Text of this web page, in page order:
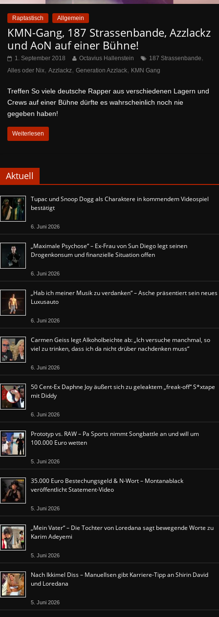
Raptastisch Allgemein
KMN-Gang, 187 Strassenbande, Azzlackz
und AoN auf einer Bühne!
1. September 2018 Octavius Hallenstein 187 Strassenbande,
Alles oder Nix, Azzlackz, Generation Azzlack, KMN Gang
Treffen So viele deutsche Rapper aus verschiedenen Lagern und
Crews auf einer Bühne dürfte es wahrscheinlich noch nie
gegeben haben!
Weiterlesen
Aktuell
Tupac und Snoop Dogg als Charaktere in kommendem Videospiel
bestätigt
6. Juni 2026
„Maximale Psychose“ – Ex-Frau von Sun Diego legt seinen
Drogenkonsum und finanzielle Situation offen
6. Juni 2026
„Hab ich meiner Musik zu verdanken“ – Asche präsentiert sein neues
Luxusauto
6. Juni 2026
Carmen Geiss legt Alkoholbeichte ab: „Ich versuche manchmal, so
viel zu trinken, dass ich da nicht drüber nachdenken muss“
6. Juni 2026
50 Cent-Ex Daphne Joy äußert sich zu geleaktem „freak-off“ S*xtape
mit Diddy
6. Juni 2026
Prototyp vs. RAW – Pa Sports nimmt Songbattle an und will um
100.000 Euro wetten
5. Juni 2026
35.000 Euro Bestechungsgeld & N-Wort – Montanablack
veröffentlicht Statement-Video
5. Juni 2026
„Mein Vater“ – Die Tochter von Loredana sagt bewegende Worte zu
Karim Adeyemi
5. Juni 2026
Nach Ikkimel Diss – Manuellsen gibt Karriere-Tipp an Shirin David
und Loredana
5. Juni 2026